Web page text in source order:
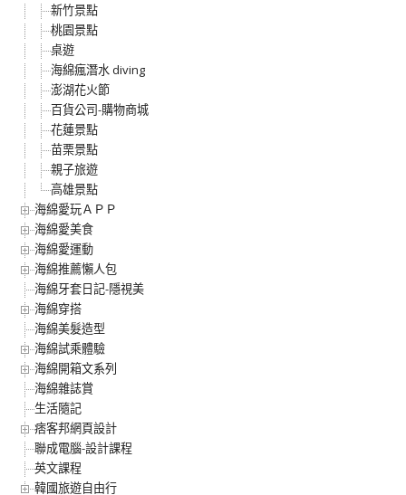
新竹景點
桃園景點
桌遊
海綿瘋潛水 diving
澎湖花火節
百貨公司-購物商城
花蓮景點
苗栗景點
親子旅遊
高雄景點
海綿愛玩ＡＰＰ
海綿愛美食
海綿愛運動
海綿推薦懶人包
海綿牙套日記-隱視美
海綿穿搭
海綿美髮造型
海綿試乘體驗
海綿開箱文系列
海綿雜誌賞
生活隨記
痞客邦網頁設計
聯成電腦-設計課程
英文課程
韓國旅遊自由行